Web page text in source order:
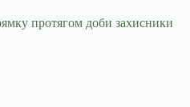
протягом доби захисники